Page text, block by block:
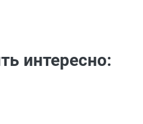
интересно: